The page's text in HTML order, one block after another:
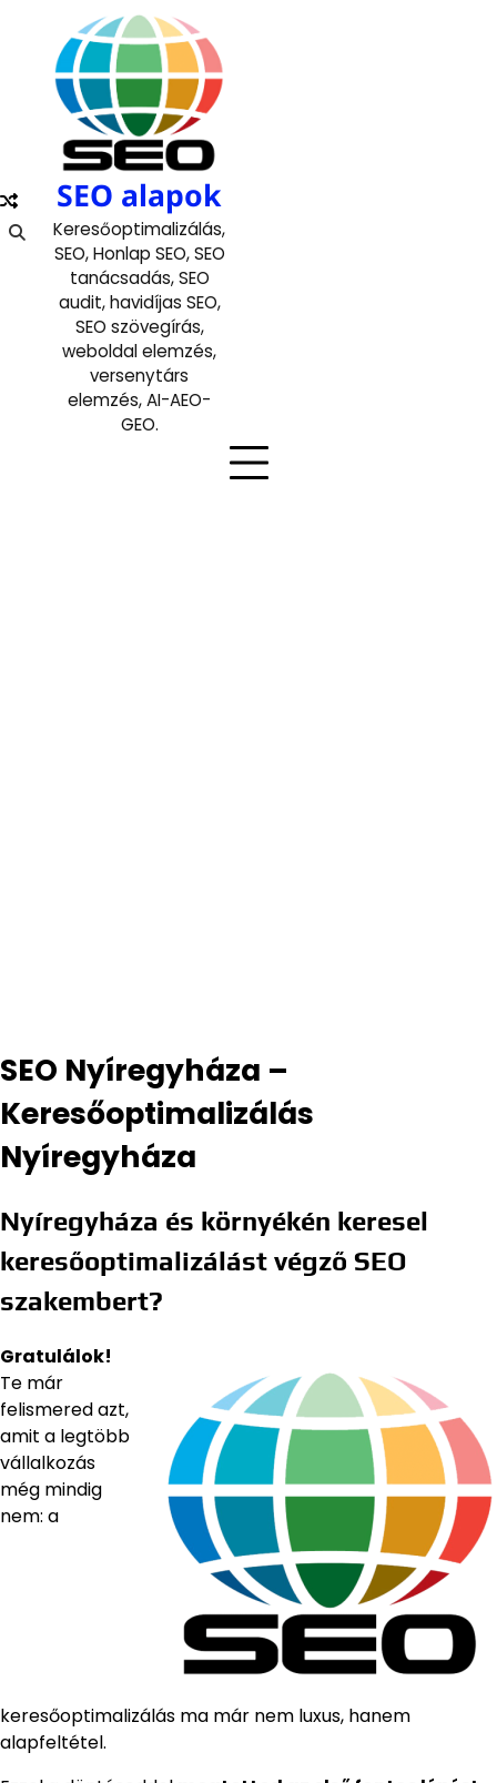
content
SEO alapok
Keresőoptimalizálás,
SEO, Honlap SEO, SEO
tanácsadás, SEO
audit, havidíjas SEO,
SEO szövegírás,
weboldal elemzés,
versenytárs
elemzés, AI-AEO-
GEO.
SEO Nyíregyháza –
Keresőoptimalizálás
Nyíregyháza
Nyíregyháza és környékén keresel
keresőoptimalizálást végző SEO
szakembert?
Gratulálok!
Te már
felismered azt,
amit a legtöbb
vállalkozás
még mindig
nem: a
keresőoptimalizálás ma már nem luxus, hanem
alapfeltétel.